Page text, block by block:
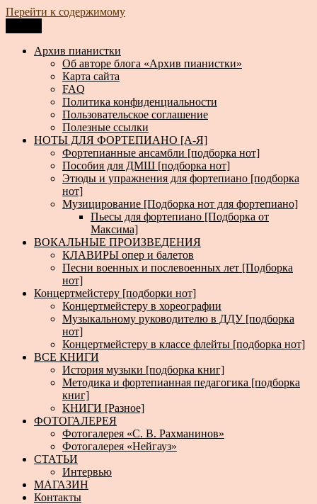
Перейти к содержимому
Архив пианистки
Всё для пианистов: ноты, книги, музыка, статьи…
Архив пианистки
Об авторе блога «Архив пианистки»
Карта сайта
FAQ
Политика конфиденциальности
Пользовательское соглашение
Полезные ссылки
НОТЫ ДЛЯ ФОРТЕПИАНО [А-Я]
Фортепианные ансамбли [подборка нот]
Пособия для ДМШ [подборка нот]
Этюды и упражнения для фортепиано [подборка
нот]
Музицирование [Подборка нот для фортепиано]
Пьесы для фортепиано [Подборка от
Максима]
ВОКАЛЬНЫЕ ПРОИЗВЕДЕНИЯ
КЛАВИРЫ опер и балетов
Песни военных и послевоенных лет [Подборка
нот]
Концертмейстеру [подборки нот]
Концертмейстеру в хореографии
Музыкальному руководителю в ДДУ [подборка
нот]
Концертмейстеру в классе флейты [подборка нот]
ВСЕ КНИГИ
История музыки [подборка книг]
Методика и фортепианная педагогика [подборка
книг]
КНИГИ [Разное]
ФОТОГАЛЕРЕЯ
Фотогалерея «С. В. Рахманинов»
Фотогалерея «Нейгауз»
СТАТЬИ
Интервью
МАГАЗИН
Контакты